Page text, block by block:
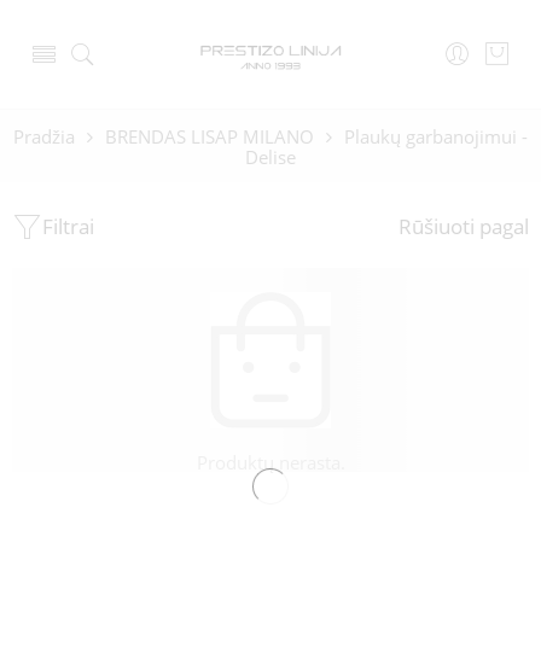
Pradžia BRENDAS LISAP MILANO
Plaukų garbanojimui -
Delise
Filtrai Rūšiuoti pagal
Produktų nerasta.